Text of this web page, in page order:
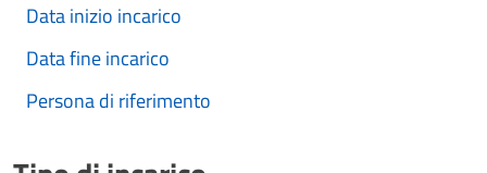
Data inizio incarico
Data fine incarico
Persona di riferimento